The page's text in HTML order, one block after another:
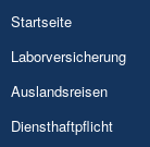
Startseite
Laborversicherung
Auslandsreisen
Diensthaftpflicht